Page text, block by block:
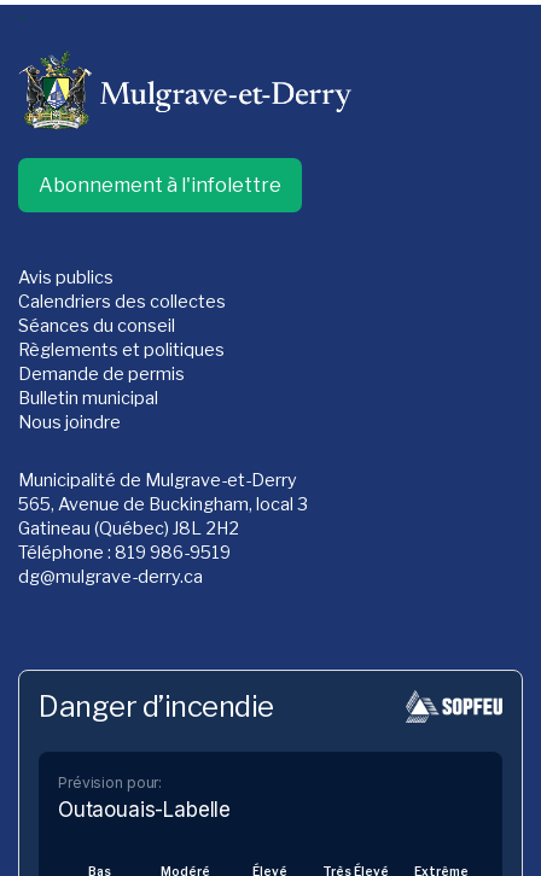
-
Abonnement à l'infolettre
Avis publics
Calendriers des collectes
Séances du conseil
Règlements et politiques
Demande de permis
Bulletin municipal
Nous joindre
Municipalité de Mulgrave-et-Derry
565, Avenue de Buckingham, local 3
Gatineau (Québec) J8L 2H2
Téléphone : 819 986-9519
dg@mulgrave-derry.ca
Danger d’incendie
Prévision pour:
Outaouais-Labelle
Bas Modéré Élevé Très Élevé Extrême